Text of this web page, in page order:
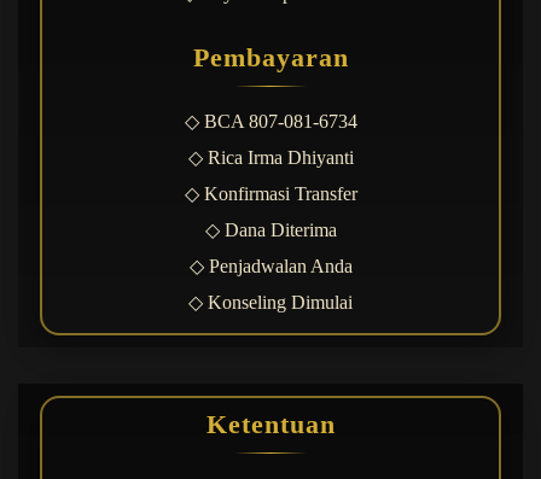
Pembayaran
◇ BCA 807-081-6734
◇ Rica Irma Dhiyanti
◇ Konfirmasi Transfer
◇ Dana Diterima
◇ Penjadwalan Anda
◇ Konseling Dimulai
Ketentuan